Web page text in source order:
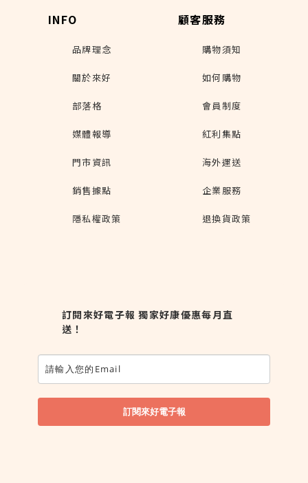
INFO
品牌理念
關於來好
部落格
媒體報導
門市資訊
銷售據點
隱私權政策
顧客服務
購物須知
如何購物
會員制度
紅利集點
海外運送
企業服務
退換貨政策
訂閱來好電子報 獨家好康優惠每月直
送！
訂閱來好電子報